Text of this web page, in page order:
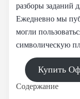
разборы заданий
Ежедневно мы
могли
символическую
Купить
Содержание